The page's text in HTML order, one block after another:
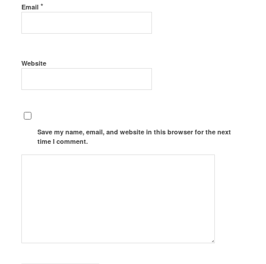
Email *
Website
Save my name, email, and website in this browser for the next
time I comment.